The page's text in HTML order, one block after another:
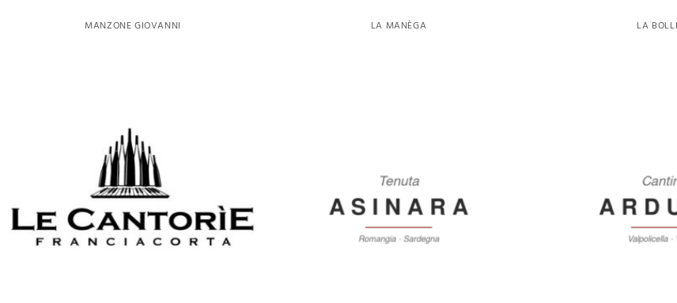
MANZONE GIOVANNI LA MANÈGA LA